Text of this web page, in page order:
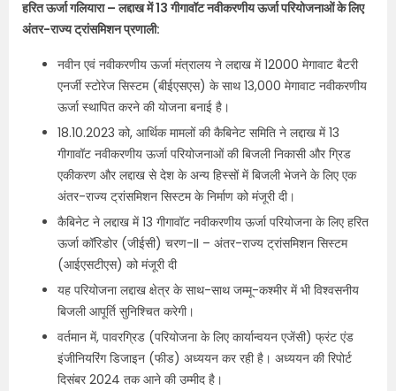
हरित ऊर्जा गलियारा – लद्दाख में 13 गीगावॉट नवीकरणीय ऊर्जा परियोजनाओं के लिए
अंतर-राज्य ट्रांसमिशन प्रणाली:
नवीन एवं नवीकरणीय ऊर्जा मंत्रालय ने लद्दाख में 12000 मेगावाट बैटरी
एनर्जी स्टोरेज सिस्टम (बीईएसएस) के साथ 13,000 मेगावाट नवीकरणीय
ऊर्जा स्थापित करने की योजना बनाई है।
18.10.2023 को, आर्थिक मामलों की कैबिनेट समिति ने लद्दाख में 13
गीगावॉट नवीकरणीय ऊर्जा परियोजनाओं की बिजली निकासी और ग्रिड
एकीकरण और लद्दाख से देश के अन्य हिस्सों में बिजली भेजने के लिए एक
अंतर-राज्य ट्रांसमिशन सिस्टम के निर्माण को मंजूरी दी।
कैबिनेट ने लद्दाख में 13 गीगावॉट नवीकरणीय ऊर्जा परियोजना के लिए हरित
ऊर्जा कॉरिडोर (जीईसी) चरण-II – अंतर-राज्य ट्रांसमिशन सिस्टम
(आईएसटीएस) को मंजूरी दी
यह परियोजना लद्दाख क्षेत्र के साथ-साथ जम्मू-कश्मीर में भी विश्वसनीय
बिजली आपूर्ति सुनिश्चित करेगी।
वर्तमान में, पावरग्रिड (परियोजना के लिए कार्यान्वयन एजेंसी) फ्रंट एंड
इंजीनियरिंग डिजाइन (फीड) अध्ययन कर रही है। अध्ययन की रिपोर्ट
दिसंबर 2024 तक आने की उम्मीद है।